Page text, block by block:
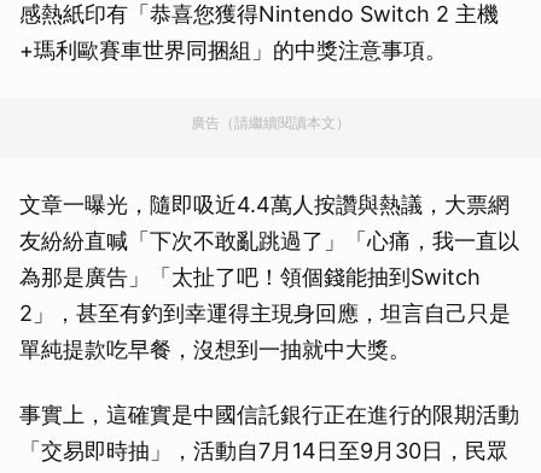
感熱紙印有「恭喜您獲得Nintendo Switch 2 主機
+瑪利歐賽車世界同捆組」的中獎注意事項。
廣告（請繼續閱讀本文）
文章一曝光，隨即吸近4.4萬人按讚與熱議，大票網
友紛紛直喊「下次不敢亂跳過了」「心痛，我一直以
為那是廣告」「太扯了吧！領個錢能抽到Switch
2」，甚至有釣到幸運得主現身回應，坦言自己只是
單純提款吃早餐，沒想到一抽就中大獎。
事實上，這確實是中國信託銀行正在進行的限期活動
「交易即時抽」，活動自7月14日至9月30日，民眾